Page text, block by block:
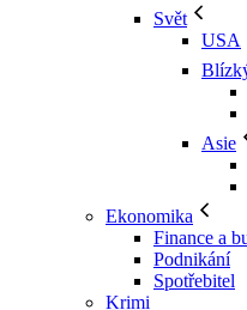
Svět
USA
Asie
Ekonomika
Finance a
Podnikání
Spotřebitel
Krimi